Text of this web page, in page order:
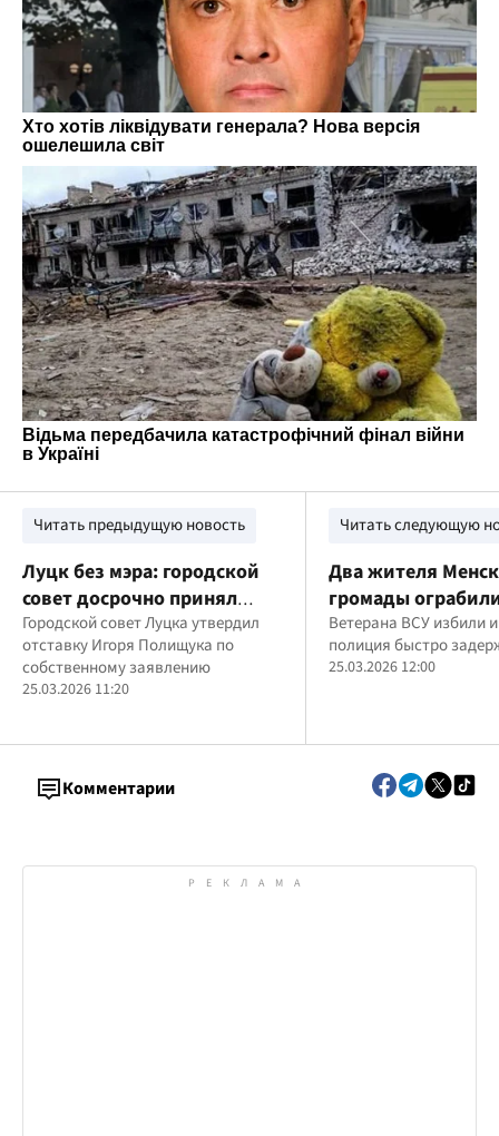
Читать предыдущую новость
Луцк без мэра: городской
совет досрочно принял
отставку Игоря Полищука
Городской совет Луцка утвердил
отставку Игоря Полищука по
собственному заявлению
25.03.2026 11:20
Читать следующую
Два жителя
громады
ВСУ и похитили
гривен
Ветерана ВСУ избили
полиция быстро
25.03.2026 12:00
Комментарии